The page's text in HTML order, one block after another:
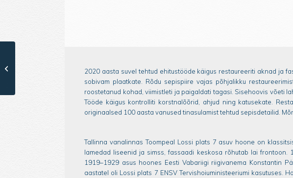
2020 aasta suvel tehtud ehitustööde käigus restaureeriti aknad ja
sobivam plaatkate. Rõdu sepispiire vajas põhjalikku
roostetanud kohad, viimistleti ja paigaldati tagasi. Sisehoovis võeti
Tööde käigus kontrolliti korstnalõõrid, ahjud ning katusekate.
originaalsed 100 aasta vanused tinasulamist tehtud sepisdetailid.
Tallinna vanalinnas Toompeal Lossi plats 7 asuv hoone on
lamedad liseenid ja simss, fassaadi keskosa rõhutab lai
1919–1929 asus hoones Eesti Vabariigi riigivanema Konstantin
aastatel oli Lossi plats 7 ENSV Tervishoiuministeeriumi kasutuses.